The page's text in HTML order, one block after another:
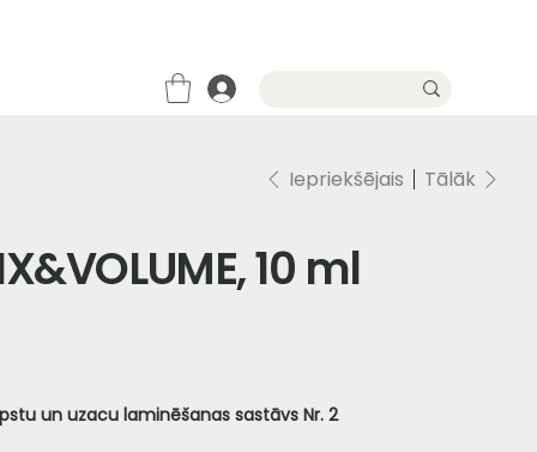
Iepriekšējais Tālāk
10 ml
un uzacu laminēšanas sastāvs Nr. 2